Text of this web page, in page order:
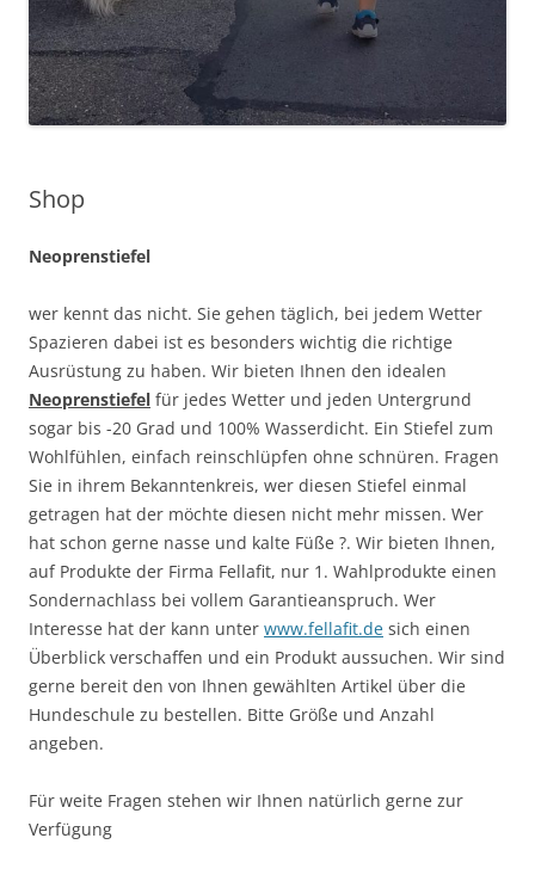
Shop
Neoprenstiefel
wer kennt das nicht. Sie gehen täglich, bei jedem Wetter
Spazieren dabei ist es besonders wichtig die richtige
Ausrüstung zu haben. Wir bieten Ihnen den idealen
Neoprenstiefel für jedes Wetter und jeden Untergrund
sogar bis -20 Grad und 100% Wasserdicht. Ein Stiefel zum
Wohlfühlen, einfach reinschlüpfen ohne schnüren. Fragen
Sie in ihrem Bekanntenkreis, wer diesen Stiefel einmal
getragen hat der möchte diesen nicht mehr missen. Wer
hat schon gerne nasse und kalte Füße ?. Wir bieten Ihnen,
auf Produkte der Firma Fellafit, nur 1. Wahlprodukte einen
Sondernachlass bei vollem Garantieanspruch. Wer
Interesse hat der kann unter www.fellafit.de sich einen
Überblick verschaffen und ein Produkt aussuchen. Wir sind
gerne bereit den von Ihnen gewählten Artikel über die
Hundeschule zu bestellen. Bitte Größe und Anzahl
angeben.
Für weite Fragen stehen wir Ihnen natürlich gerne zur
Verfügung